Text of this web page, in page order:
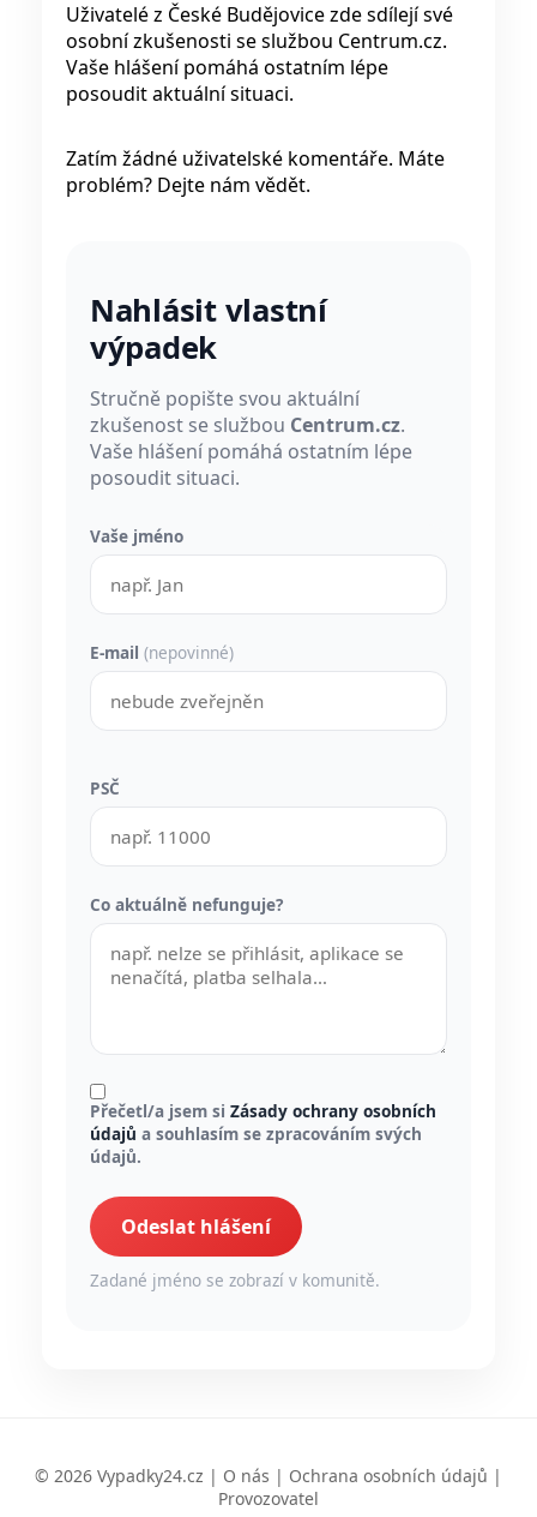
Uživatelé z České Budějovice zde sdílejí své
osobní zkušenosti se službou Centrum.cz.
Vaše hlášení pomáhá ostatním lépe
posoudit aktuální situaci.
Zatím žádné uživatelské komentáře. Máte
problém? Dejte nám vědět.
Nahlásit vlastní
výpadek
Stručně popište svou aktuální
zkušenost se službou Centrum.cz.
Vaše hlášení pomáhá ostatním lépe
posoudit situaci.
Vaše jméno
E-mail (nepovinné)
PSČ
Co aktuálně nefunguje?
Přečetl/a jsem si Zásady ochrany osobních
údajů a souhlasím se zpracováním svých
údajů.
Odeslat hlášení
Zadané jméno se zobrazí v komunitě.
© 2026 Vypadky24.cz | O nás | Ochrana osobních údajů |
Provozovatel